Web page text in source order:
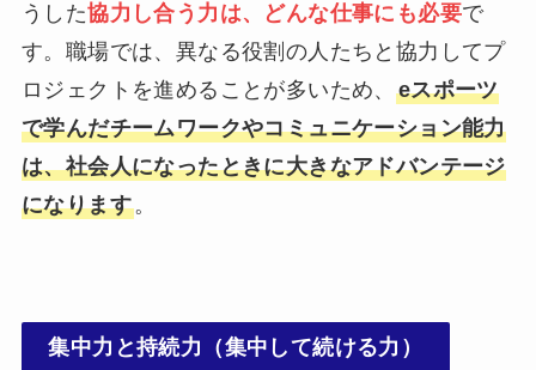
うした協力し合う力は、どんな仕事にも必要で
す。職場では、異なる役割の人たちと協力してプ
ロジェクトを進めることが多いため、 eスポーツ
で学んだチームワークやコミュニケーション能力
は、社会人になったときに大きなアドバンテージ
になります。
集中力と持続力（集中して続ける力）